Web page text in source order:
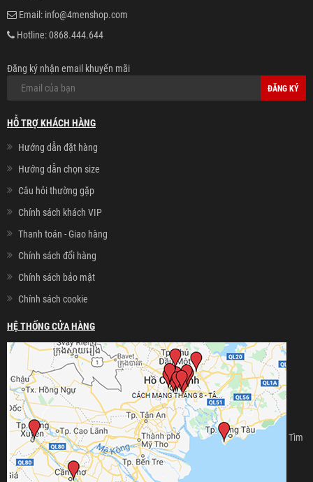
Email: info@4menshop.com
Hotline:0868.444.644
Đăng ký nhận email khuyến mãi
ĐĂNG KÝ
HỖ TRỢ KHÁCH HÀNG
Hướng dẫn đặt hàng
Hướng dẫn chọn size
Câu hỏi thường gặp
Chính sách khách VIP
Thanh toán - Giao hàng
Chính sách đổi hàng
Chính sách bảo mật
Chính sách cookie
HỆ THỐNG CỬA HÀNG
Tìm